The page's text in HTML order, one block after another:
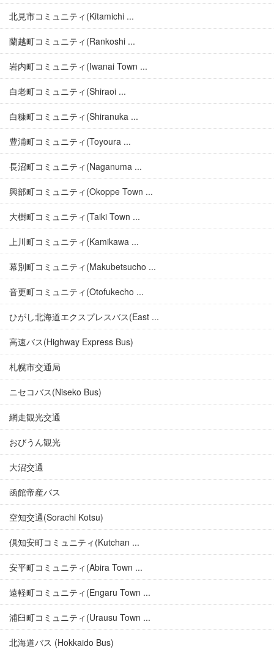
北見市コミュニティ(Kitamichi ...
蘭越町コミュニティ(Rankoshi ...
岩内町コミュニティ(Iwanai Town ...
白老町コミュニティ(Shiraoi ...
白糠町コミュニティ(Shiranuka ...
豊浦町コミュニティ(Toyoura ...
長沼町コミュニティ(Naganuma ...
興部町コミュニティ(Okoppe Town ...
大樹町コミュニティ(Taiki Town ...
上川町コミュニティ(Kamikawa ...
幕別町コミュニティ(Makubetsucho ...
音更町コミュニティ(Otofukecho ...
ひがし北海道エクスプレスバス(East ...
高速バス(Highway Express Bus)
札幌市交通局
ニセコバス(Niseko Bus)
網走観光交通
おびうん観光
大沼交通
函館帝産バス
空知交通(Sorachi Kotsu)
倶知安町コミュニティ(Kutchan ...
安平町コミュニティ(Abira Town ...
遠軽町コミュニティ(Engaru Town ...
浦臼町コミュニティ(Urausu Town ...
北海道バス (Hokkaido Bus)